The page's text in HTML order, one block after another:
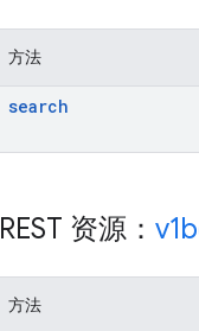
方法
search
REST 资源：
方法